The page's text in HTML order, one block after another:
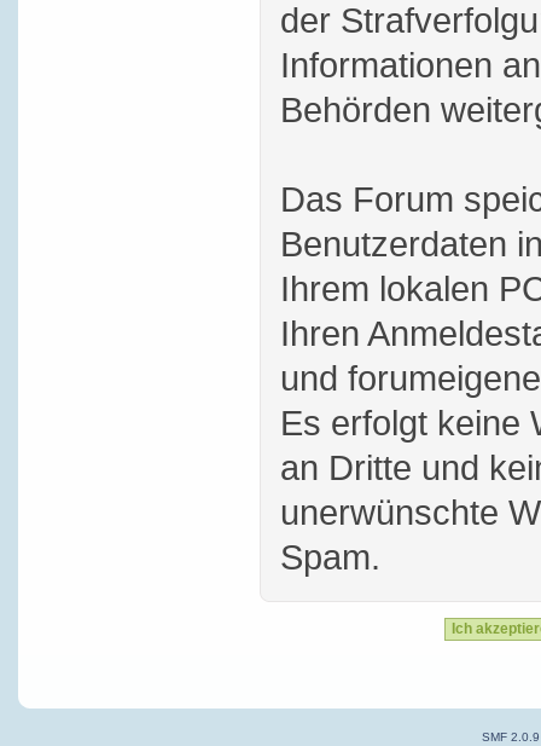
der
Informationen
Behörden
Das Forum
Benutzerdaten
Ihrem lokalen
Ihren
und
Es erfolgt keine
an Dritte und
unerwünschte
Spam.
SMF 2.0.9